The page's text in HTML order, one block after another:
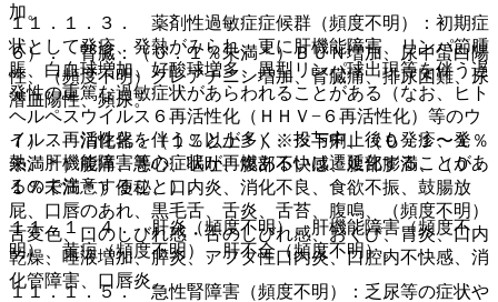
加。
６）． 腎臓：（０．１％未満＊）ＢＵＮ増加、尿中蛋白陽
性、（頻度不明）クレアチニン増加、腎臓痛、排尿困難、尿
潜血陽性、頻尿。
７）． 消化器：（１％以上＊）※※下痢、（０．１〜１％
未満＊）腹痛、悪心、嘔吐、腹部不快感、腹部膨満、（０．
１％未満＊）便秘、口内炎、消化不良、食欲不振、鼓腸放
屁、口唇のあれ、黒毛舌、舌炎、舌苔、腹鳴、（頻度不明）
舌変色、口のしびれ感・舌のしびれ感、おくび、胃炎、口内
乾燥、唾液増加、膵炎、アフタ性口内炎、口腔内不快感、消
化管障害、口唇炎。
１１．１．３． 薬剤性過敏症症候群（頻度不明）：初期症
状として発疹、発熱がみられ、更に肝機能障害、リンパ節腫
脹、白血球増加、好酸球増多、異型リンパ球出現等を伴う遅
発性の重篤な過敏症状があらわれることがある（なお、ヒト
ヘルペスウイルス６再活性化（ＨＨＶ−６再活性化）等のウ
イルス再活性化を伴うことが多く、投与中止後も発疹、発
熱、肝機能障害等の症状が再燃あるいは遷延化することがあ
るので注意すること）。
１１．１．４． 肝炎（頻度不明）、肝機能障害（頻度不
明）、黄疸（頻度不明）、肝不全（頻度不明）。
１１．１．５． 急性腎障害（頻度不明）：乏尿等の症状や